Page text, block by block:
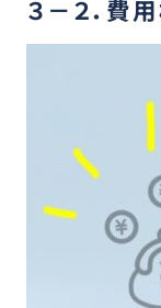
３－２．費